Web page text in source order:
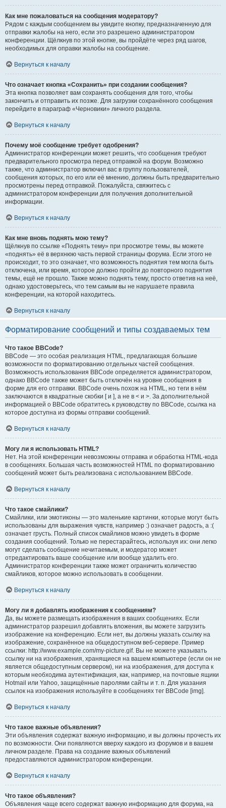
Как мне пожаловаться на сообщения модератору?
Рядом с каждым сообщением вы увидите кнопку, предназначенную для
отправки жалобы на него, если это разрешено администратором
конференции. Щёлкнув по этой кнопке, вы пройдёте через ряд шагов,
необходимых для оправки жалобы на сообщение.
Вернуться к началу
Что означает кнопка «Сохранить» при создании сообщения?
Эта кнопка позволяет вам сохранять сообщения для того, чтобы
закончить и отправить их позже. Для загрузки сохранённого сообщения
перейдите в параграф «Черновики» личного раздела.
Вернуться к началу
Почему моё сообщение требует одобрения?
Администратор конференции может решить, что сообщения требуют
предварительного просмотра перед отправкой на форум. Возможно
также, что администратор включил вас в группу пользователей,
сообщения которых, по его или её мнению, должны быть предварительно
просмотрены перед отправкой. Пожалуйста, свяжитесь с
администратором конференции для получения дополнительной
информации.
Вернуться к началу
Как мне вновь поднять мою тему?
Щёлкнув по ссылке «Поднять тему» при просмотре темы, вы можете
«поднять» её в верхнюю часть первой страницы форума. Если этого не
происходит, то это означает, что возможность поднятия тем могла быть
отключена, или время, которое должно пройти до повторного поднятия
темы, ещё не прошло. Также можно поднять тему, просто ответив на неё,
однако удостоверьтесь, что тем самым вы не нарушаете правила
конференции, на которой находитесь.
Вернуться к началу
Форматирование сообщений и типы создаваемых тем
Что такое BBCode?
BBCode — это особая реализация HTML, предлагающая большие
возможности по форматированию отдельных частей сообщения.
Возможность использования BBCode определяется администратором,
однако BBCode также может быть отключён на уровне сообщения в
форме для его отправки. BBCode очень похож на HTML, но теги в нём
заключаются в квадратные скобки [ и ], а не в < и >. За дополнительной
информацией о BBCode обратитесь к руководству по BBCode, ссылка на
которое доступна из формы отправки сообщений.
Вернуться к началу
Могу ли я использовать HTML?
Нет. На этой конференции невозможны отправка и обработка HTML-кода
в сообщениях. Большая часть возможностей HTML по форматированию
сообщений может быть реализована с использованием BBCode.
Вернуться к началу
Что такое смайлики?
Смайлики, или эмотиконы — это маленькие картинки, которые могут быть
использованы для выражения чувств, например :) означает радость, а :(
означает грусть. Полный список смайликов можно увидеть в форме
создания сообщений. Только не перестарайтесь, используя их: они легко
могут сделать сообщение нечитаемым, и модератор может
отредактировать ваше сообщение или вообще удалить его.
Администратор конференции также может ограничить количество
смайликов, которое можно использовать в сообщении.
Вернуться к началу
Могу ли я добавлять изображения к сообщениям?
Да, вы можете размещать изображения в ваших сообщениях. Если
администратор разрешил добавлять вложения, вы можете загрузить
изображение на конференцию. Если нет, вы должны указать ссылку на
изображение, сохранённое на общедоступном веб-сервере. Пример
ссылки: http://www.example.com/my-picture.gif. Вы не можете указывать
ссылку ни на изображения, хранящиеся на вашем компьютере (если он не
является общедоступным сервером), ни на изображения, для доступа к
которым необходима аутентификация, как, например, на почтовые ящики
Hotmail или Yahoo, защищённые паролями сайты и т. п. Для указания
ссылок на изображения используйте в сообщениях тег BBCode [img].
Вернуться к началу
Что такое важные объявления?
Эти объявления содержат важную информацию, и вы должны прочесть их
по возможности. Они появляются вверху каждого из форумов и в вашем
личном разделе. Права на создание важных объявлений
предоставляются администратором конференции.
Вернуться к началу
Что такое объявления?
Объявления чаще всего содержат важную информацию для форума, на